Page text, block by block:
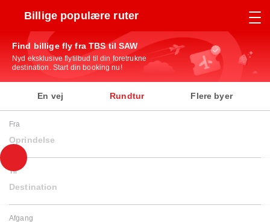
Billige populære ruter
Find billige fly fra TBS til SAW
Nyd eksklusive flytilbud til din foretrukne
destination. Start din booking nu!
En vej Rundtur Flere byer
Fra
Oprindelse
Til
Destination
Afgang